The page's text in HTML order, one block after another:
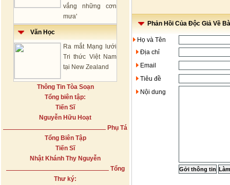
vắng những cơn
mưa'
Văn Học
Ra mắt Mạng lưới
Tri thức Việt Nam
tại New Zealand
Thông Tin Tòa Soạn
Tổng biên tập:
Tiến Sĩ
Nguyễn Hữu Hoạt
Phụ Tá
Tổng Biên Tập
Tiến Sĩ
Nhật Khánh Thy Nguyễn
Tổng
Thư ký:
Phản Hồi Của Độc Giả Về
Họ và Tên
Địa chỉ
Email
Tiêu đề
Nội dung